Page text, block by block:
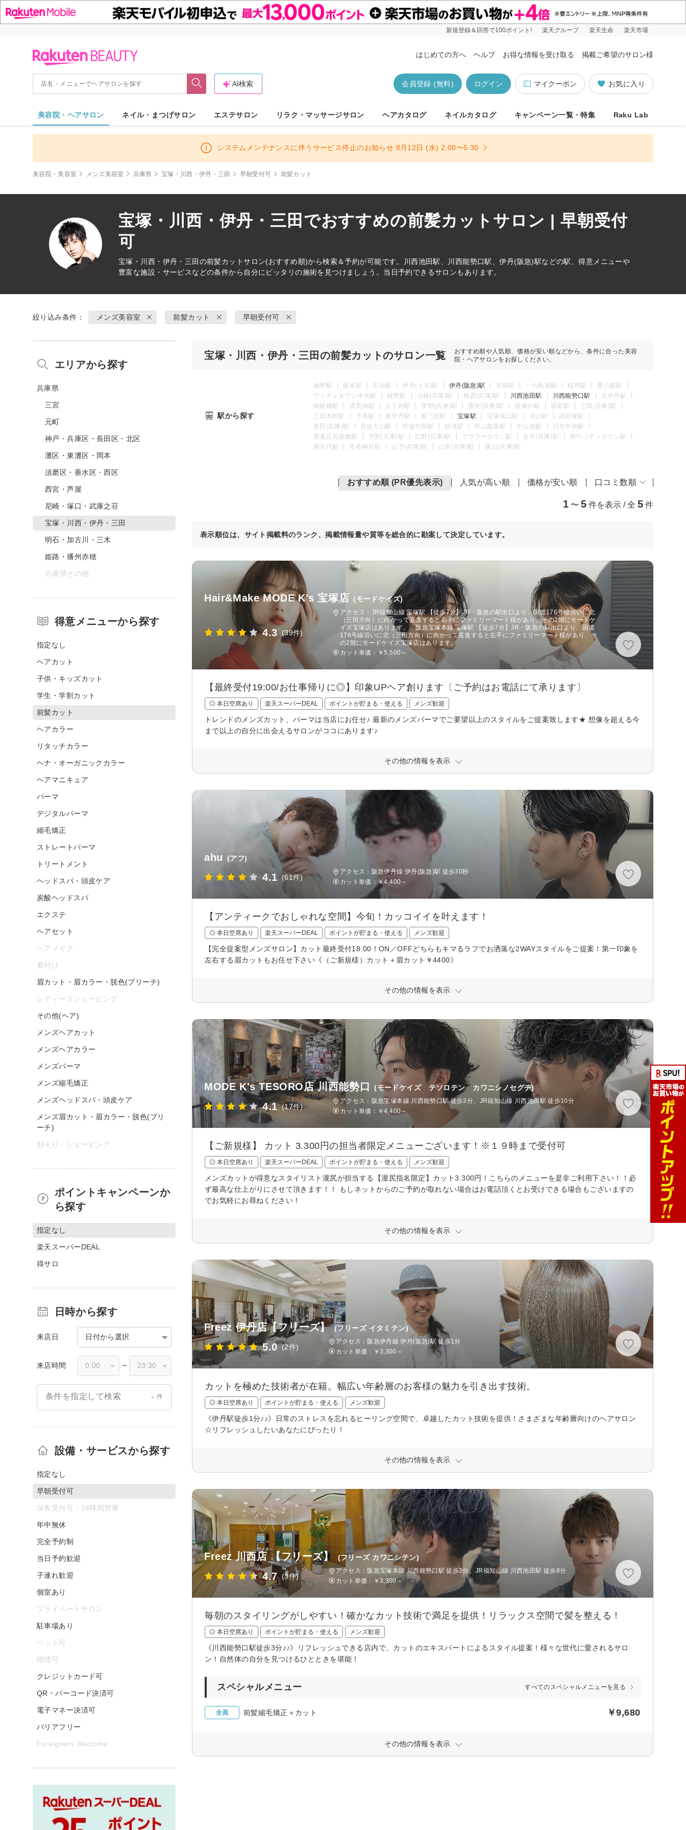
新規登録＆回答で100ポイント! 楽天グループ 楽天生命 楽天市場
はじめての方へ ヘルプ お得な情報を受け取る 掲載ご希望のサロン様
お気に入り
マイクーポン
ログイン
会員登録 (無料)
AI検索
美容院・ヘアサロン ネイル・まつげサロン エステサロン リラク・マッサージサロン ヘアカタログ ネイルカタログ キャンペーン一覧・特集 Raku Lab
システムメンテナンスに伴うサービス停止のお知らせ 8月12日 (水) 2:00〜5:30
美容院・美容室 メンズ美容室 兵庫県 宝塚・川西・伊丹・三田 早朝受付可 前髪カット
宝塚・川西・伊丹・三田でおすすめの前髪カットサロン | 早朝受付
可
宝塚・川西・伊丹・三田の前髪カットサロン(おすすめ順)から検索＆予約が可能です。川西池田駅、川西能勢口駅、伊丹(阪急)駅などの駅、得意メニューや
豊富な施設・サービスなどの条件から自分にピッタリの施術を見つけましょう。当日予約できるサロンもあります。
絞り込み条件： メンズ美容室 前髪カット 早朝受付可
宝塚・川西・伊丹・三田の前髪カットのサロン一覧
おすすめ順や人気順、価格が安い順などから、条件に合った美容
院・ヘアサロンをお探しください。
駅から探す
相野駅 藍本駅 石生駅 伊丹(ＪＲ)駅 伊丹(阪急)駅 市島駅 一の鳥居駅 稲野駅
鶯の森駅
ウッディタウン中央駅
畦野駅 小林(兵庫)駅 柏原(兵庫)駅 川西池田駅 川西能勢口駅
北伊丹駅
絹延橋駅
清荒神駅 久下村駅 草野(兵庫)駅 黒井(兵庫)駅 逆瀬川駅 笹部駅
三田(兵庫)駅
三田本町駅
下滝駅 新伊丹駅 新三田駅 宝塚駅 宝塚南口駅 滝山駅
武田尾駅
多田(兵庫)駅
丹波大山駅 丹波竹田駅 鼓滝駅 中山観音駅 中山寺駅
日生中央駅
雲雀丘花屋敷駅
平野(兵庫)駅 広野(兵庫)駅 フラワータウン駅 古市(兵庫)駅
南ウッディタウン駅
南矢代駅
売布神社駅 山下(兵庫)駅 山本(兵庫)駅 横山(兵庫)駅
おすすめ順 (PR優先表示) 人気が高い順 価格が安い順 口コミ数順
1 〜 5 件を表示 / 全 5 件
表示順位は、サイト掲載料のランク、掲載情報量や質等を総合的に勘案して決定しています。
Hair&Make MODE K's 宝塚店 (モードケイズ)
4.3 (39件)
アクセス：JR福知山線 宝塚駅 【徒歩7分】JR・阪急の駅出口より、国道176号線沿いに北
（三田方向）に向かって直進すると右手にファミリーマート様があり、その2階にモードケ
イズ宝塚店はあります。、阪急宝塚本線 宝塚駅 【徒歩7分】JR・阪急の駅出口より、国道
176号線沿いに北（三田方向）に向かって直進すると右手にファミリーマート様があり、そ
の2階にモードケイズ宝塚店はあります。
カット単価： ￥5,500～
【最終受付19:00/お仕事帰りに◎】印象UPヘア創ります〔ご予約はお電話にて承ります〕
◎ 本日空席あり 楽天スーパーDEAL ポイントが貯まる・使える メンズ歓迎
トレンドのメンズカット、パーマは当店にお任せ♪ 最新のメンズパーマでご要望以上のスタイルをご提案致します★ 想像を超える今
まで以上の自分に出会えるサロンがココにあります♪
その他の情報を表示
ahu (アフ)
4.1 (61件)
アクセス：阪急伊丹線 伊丹(阪急)駅 徒歩30秒
カット単価： ￥4,400～
【アンティークでおしゃれな空間】今旬！カッコイイを叶えます！
◎ 本日空席あり 楽天スーパーDEAL ポイントが貯まる・使える メンズ歓迎
【完全提案型メンズサロン】カット最終受付18:00！ON／OFFどちらもキマるラフでお洒落な2WAYスタイルをご提案！第一印象を
左右する眉カットもお任せ下さい《（ご新規様）カット＋眉カット￥4400》
その他の情報を表示
MODE K's TESORO店 川西能勢口 (モードケイズ テソロテン カワニシノセグチ)
4.1 (17件)
アクセス：阪急宝塚本線 川西能勢口駅 徒歩3分、JR福知山線 川西池田駅 徒歩10分
カット単価： ￥4,400～
【ご新規様】 カット 3.300円の担当者限定メニューございます！※１９時まで受付可
◎ 本日空席あり 楽天スーパーDEAL ポイントが貯まる・使える メンズ歓迎
メンズカットが得意なスタイリスト瀧尻が担当する【瀧尻指名限定】カット3.300円！こちらのメニューを是非ご利用下さい！！必
ず最高な仕上がりにさせて頂きます！！ もしネットからのご予約が取れない場合はお電話頂くとお受けできる場合もございますの
でお気軽にお尋ねください！
その他の情報を表示
Freez 伊丹店【フリーズ】 (フリーズ イタミテン)
5.0 (2件)
アクセス：阪急伊丹線 伊丹(阪急)駅 徒歩1分
カット単価：
￥3,300～
カットを極めた技術者が在籍。幅広い年齢層のお客様の魅力を引き出す技術。
◎ 本日空席あり ポイントが貯まる・使える メンズ歓迎
《伊丹駅徒歩1分♪♪》日常のストレスを忘れるヒーリング空間で、卓越したカット技術を提供！さまざまな年齢層向けのヘアサロン
☆リフレッシュしたいあなたにぴったり！
その他の情報を表示
Freez 川西店 【フリーズ】 (フリーズ カワニシテン)
4.7 (3件)
アクセス：阪急宝塚本線 川西能勢口駅 徒歩3分、JR福知山線 川西池田駅 徒歩8分
カット単価：
￥3,300～
毎朝のスタイリングがしやすい！確かなカット技術で満足を提供！リラックス空間で髪を整える！
◎ 本日空席あり ポイントが貯まる・使える メンズ歓迎
《川西能勢口駅徒歩3分♪♪》リフレッシュできる店内で、カットのエキスパートによるスタイル提案！様々な世代に愛されるサロ
ン！自然体の自分を見つけるひとときを堪能！
スペシャルメニュー すべてのスペシャルメニューを見る
全員 前髪縮毛矯正＋カット ￥9,680
その他の情報を表示
エリアから探す
兵庫県
三宮
元町
神戸・兵庫区・長田区・北区
灘区・東灘区・岡本
須磨区・垂水区・西区
西宮・芦屋
尼崎・塚口・武庫之荘
宝塚・川西・伊丹・三田
明石・加古川・三木
姫路・播州赤穂
兵庫県その他
得意メニューから探す
指定なし
ヘアカット
子供・キッズカット
学生・学割カット
前髪カット
ヘアカラー
リタッチカラー
ヘナ・オーガニックカラー
ヘアマニキュア
パーマ
デジタルパーマ
縮毛矯正
ストレートパーマ
トリートメント
ヘッドスパ・頭皮ケア
炭酸ヘッドスパ
エクステ
ヘアセット
ヘアメイク
着付け
眉カット・眉カラー・脱色(ブリーチ)
レディースシェービング
その他(ヘア)
メンズヘアカット
メンズヘアカラー
メンズパーマ
メンズ縮毛矯正
メンズヘッドスパ・頭皮ケア
メンズ眉カット・眉カラー・脱色(ブリ
ーチ)
顔そり・シェービング
ポイントキャンペーンか
ら探す
指定なし
楽天スーパーDEAL
得サロ
日時から探す
来店日 日付から選択
来店時間 〜
条件を指定して検索 - 件
設備・サービスから探す
指定なし
早朝受付可
深夜受付可・24時間営業
年中無休
完全予約制
当日予約歓迎
子連れ歓迎
個室あり
プライベートサロン
駐車場あり
ペット可
喫煙可
クレジットカード可
QR・バーコード決済可
電子マネー決済可
バリアフリー
Foreigners Welcome